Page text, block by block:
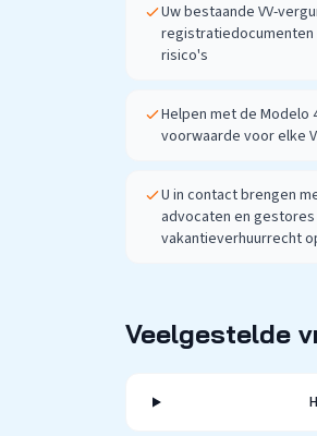
Uw bestaande VV-
risico's
Helpen met de
voorwaarde voor elke
U in contact brengen
advocaten en
vakantieverhuurrecht
Veelgestelde